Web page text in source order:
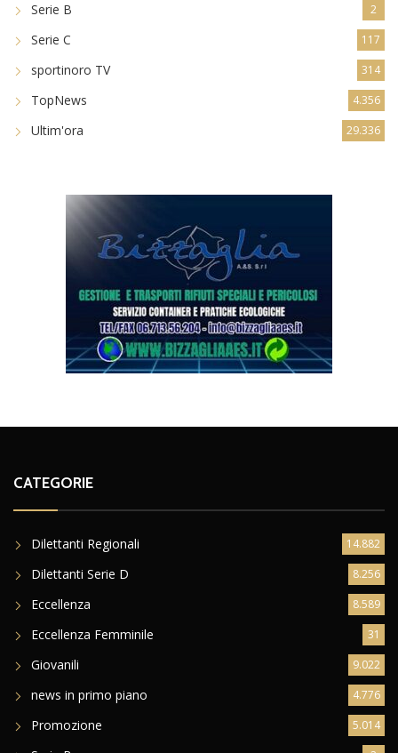
Serie B 2
Serie C 117
sportinoro TV 314
TopNews 4.356
Ultim'ora 29.336
CATEGORIE
Dilettanti Regionali 14.882
Dilettanti Serie D 8.256
Eccellenza 8.589
Eccellenza Femminile 31
Giovanili 9.022
news in primo piano 4.776
Promozione 5.014